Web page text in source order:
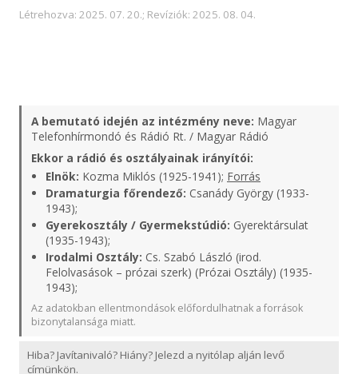
Létrehozva: 2025. 07. 20.; Revíziók: 2025. 08. 04.
A bemutató idején az intézmény neve: Magyar
Telefonhírmondó és Rádió Rt. / Magyar Rádió
Ekkor a rádió és osztályainak irányítói:
Elnök: Kozma Miklós (1925-1941); Forrás
Dramaturgia főrendező: Csanády György (1933-
1943);
Gyerekosztály / Gyermekstúdió: Gyerektársulat
(1935-1943);
Irodalmi Osztály: Cs. Szabó László (irod.
Felolvasások – prózai szerk) (Prózai Osztály) (1935-
1943);
Az adatokban ellentmondások előfordulhatnak a források
bizonytalansága miatt.
Hiba? Javítanivaló? Hiány? Jelezd a nyitólap alján levő
címünkön.